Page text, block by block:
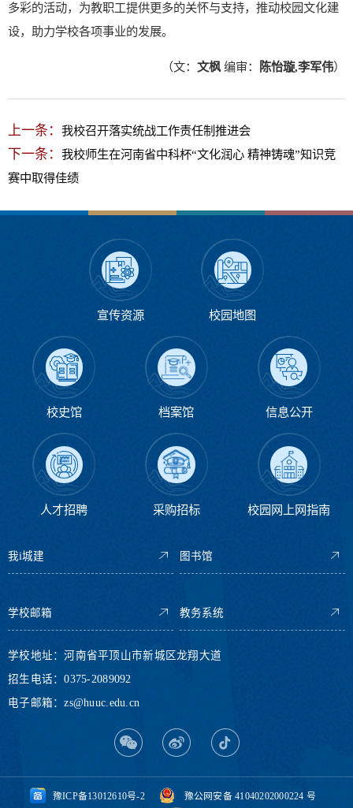
多彩的活动，为教职工提供更多的关怀与支持，推动校园文化建
设，助力学校各项事业的发展。
（文： 文枫编审： 陈怡璇,李军伟）
上一条： 我校召开落实统战工作责任制推进会
下一条： 我校师生在河南省中科杯“文化润心 精神铸魂”知识竞
赛​中取得佳绩
宣传资源 校园地图
校史馆 档案馆 信息公开
人才招聘 采购招标 校园网上网指南
我i城建 图书馆
学校邮箱 教务系统
学校地址：河南省平顶山市新城区龙翔大道
招生电话：0375-2089092
电子邮箱：zs@huuc.edu.cn
豫ICP备13012610号-2 豫公网安备 41040202000224 号